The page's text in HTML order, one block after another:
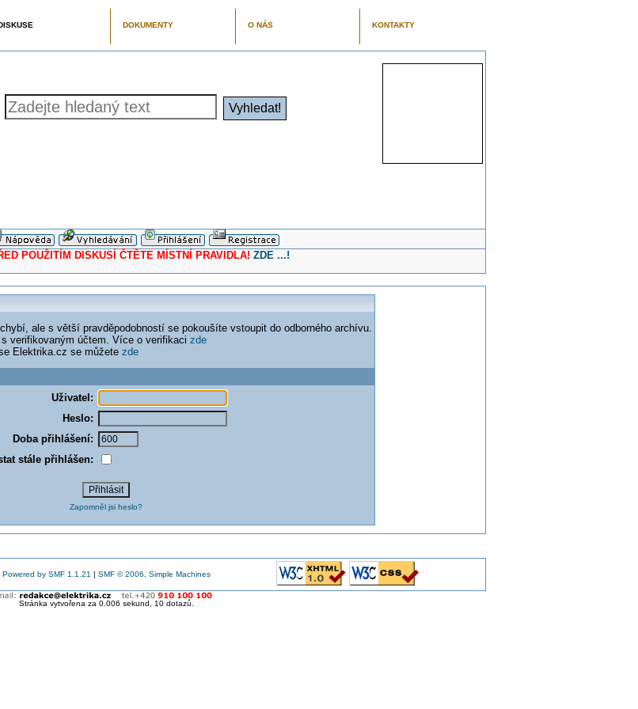
DOKUMENTY O NÁS KONTAKTY
DISKUSÍ ČTĚTE MÍSTNÍ PRAVIDLA! ZDE ...!
ale s větší pravděpodobností se pokoušíte vstoupit do odborného archívu.
verifikovaným účtem. Více o verifikaci zde
Elektrika.cz se můžete zde
Uživatel:
Heslo:
Doba přihlášení:
stále přihlášen:
Zapomněl jsi heslo?
Powered by SMF 1.1.21 | SMF © 2006, Simple Machines
Stránka vytvořena za 0.006 sekund, 10 dotazů.